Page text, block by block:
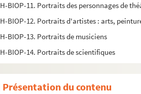
H-BIOP-11. Portraits des personnages de
H-BIOP-12. Portraits d'artistes : arts,
H-BIOP-13. Portraits de musiciens
H-BIOP-14. Portraits de scientifiques
Présentation du contenu